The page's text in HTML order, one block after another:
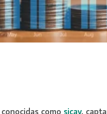
como sicav,